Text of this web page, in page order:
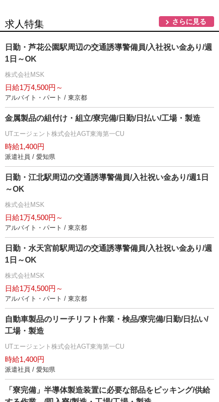
求人特集 さらに見る
日勤・芦花公園駅周辺の交通誘導警備員/入社祝い金あり/週
1日～OK
株式会社MSK
日給1万4,500円～
アルバイト・パート / 東京都
金属製品の組付け・組立/寮完備/日勤/日払い/工場・製造
UTエージェント株式会社AGT東海第一CU
時給1,400円
派遣社員 / 愛知県
日勤・江北駅周辺の交通誘導警備員/入社祝い金あり/週1日
～OK
株式会社MSK
日給1万4,500円～
アルバイト・パート / 東京都
日勤・水天宮前駅周辺の交通誘導警備員/入社祝い金あり/週
1日～OK
株式会社MSK
日給1万4,500円～
アルバイト・パート / 東京都
自動車製品のリーチリフト作業・検品/寮完備/日勤/日払い/
工場・製造
UTエージェント株式会社AGT東海第一CU
時給1,400円
派遣社員 / 愛知県
「寮完備」半導体製造装置に必要な部品をピッキング/供給